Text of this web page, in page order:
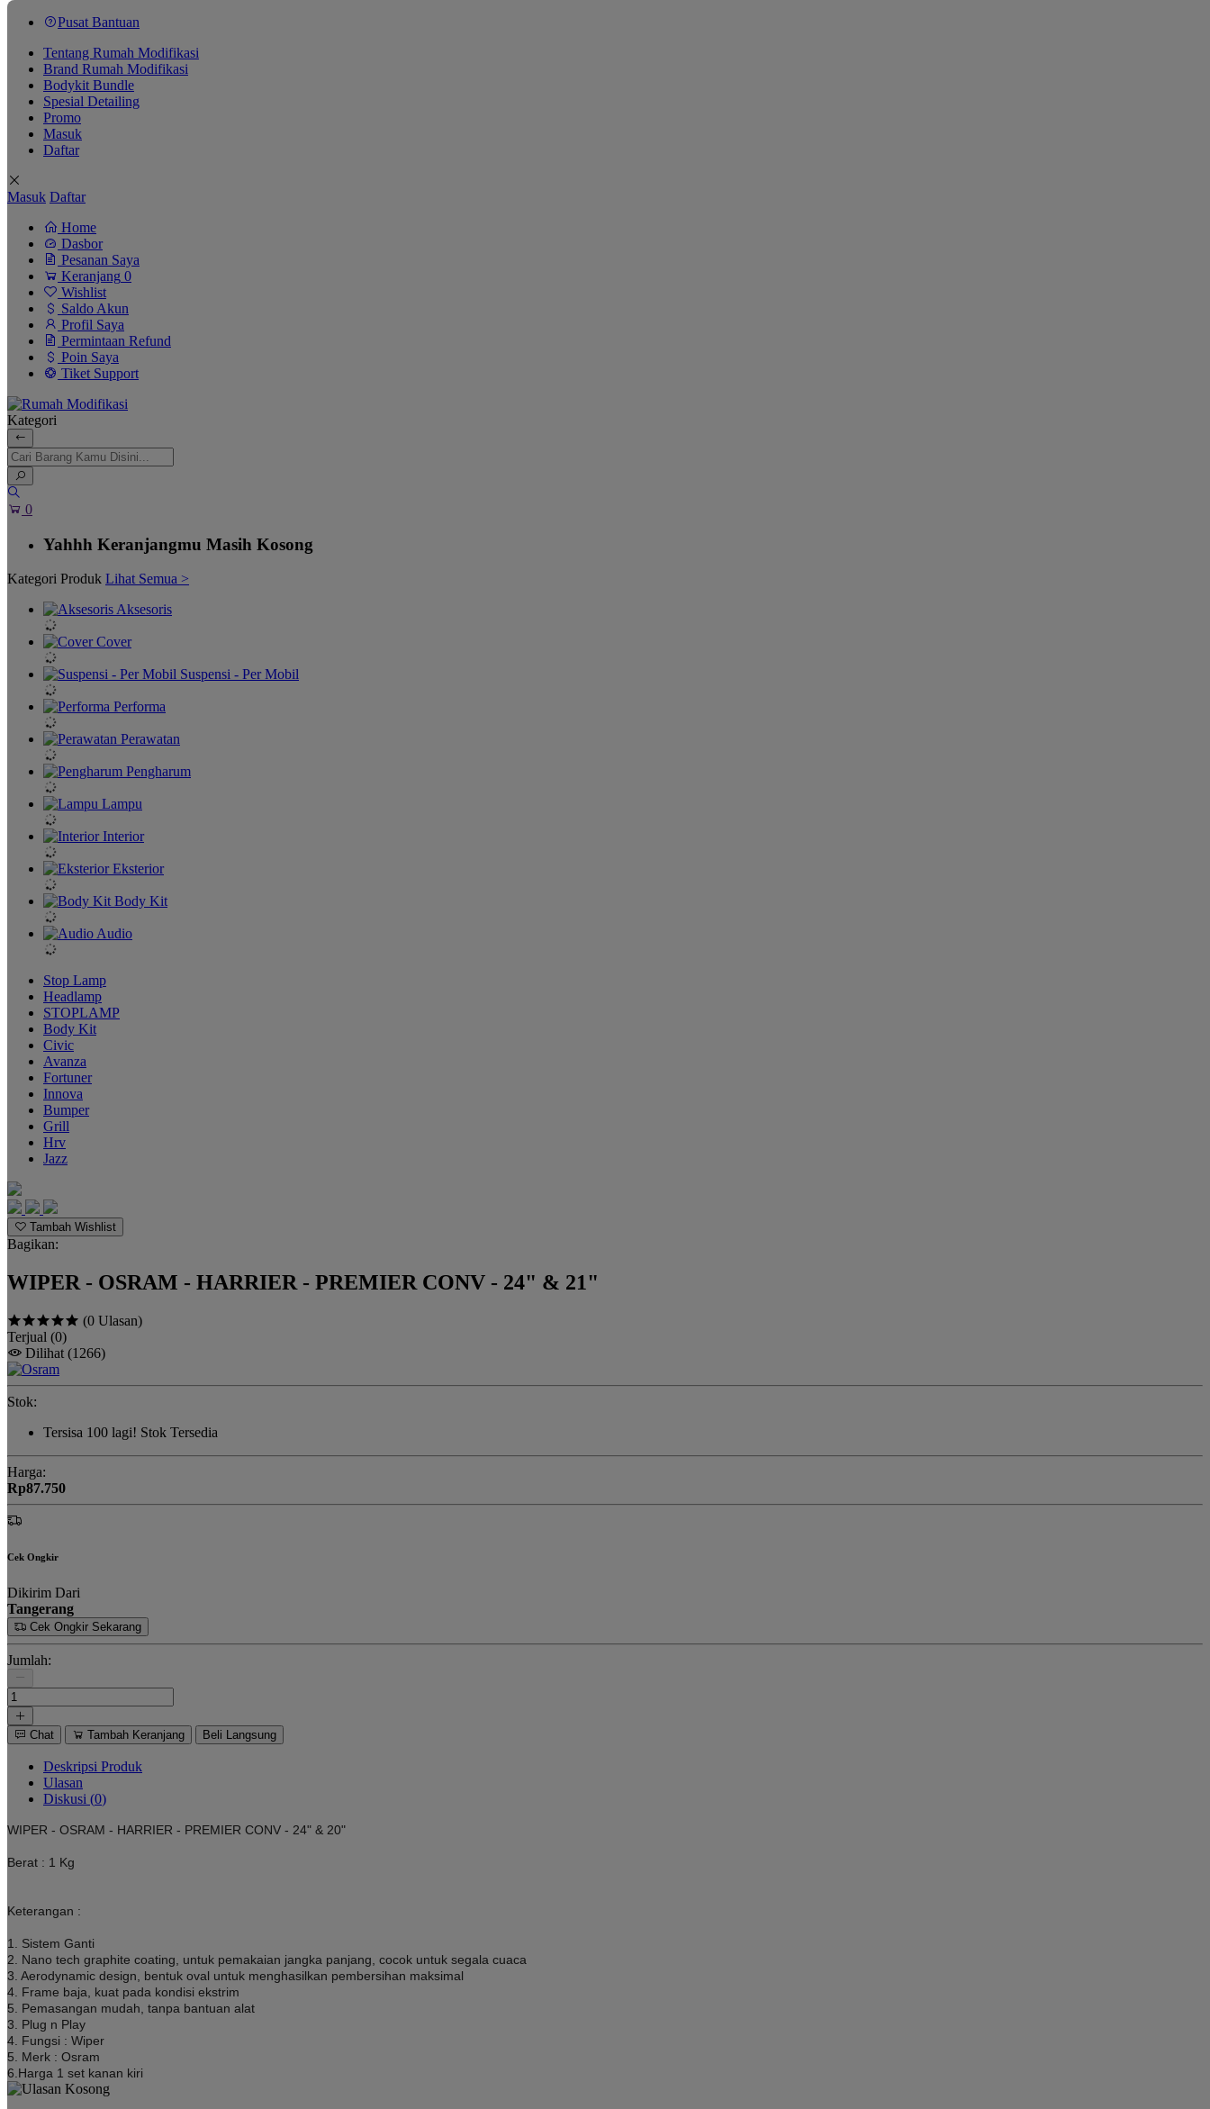
Pusat Bantuan
Tentang Rumah Modifikasi
Brand Rumah Modifikasi
Bodykit Bundle
Spesial Detailing
Promo
Masuk
Daftar
Masuk Daftar
Home
Dasbor
Pesanan Saya
Keranjang 0
Wishlist
Saldo Akun
Profil Saya
Permintaan Refund
Poin Saya
Tiket Support
Kategori
0
Yahhh Keranjangmu Masih Kosong
Kategori Produk Lihat Semua >
Aksesoris
Cover
Suspensi - Per Mobil
Performa
Perawatan
Pengharum
Lampu
Interior
Eksterior
Body Kit
Audio
Stop Lamp
Headlamp
STOPLAMP
Body Kit
Civic
Avanza
Fortuner
Innova
Bumper
Grill
Hrv
Jazz
Tambah Wishlist
Bagikan:
WIPER - OSRAM - HARRIER - PREMIER CONV - 24" & 21"
(0 Ulasan)
Terjual (0)
Dilihat (1266)
Stok:
Tersisa 100 lagi! Stok Tersedia
Harga:
Rp87.750
Cek Ongkir
Dikirim Dari
Tangerang
Cek Ongkir Sekarang
Jumlah:
Chat Tambah Keranjang Beli Langsung
Deskripsi Produk
Ulasan
Diskusi (0)
WIPER - OSRAM - HARRIER - PREMIER CONV - 24" & 20"
Berat : 1 Kg
Keterangan :
1. Sistem Ganti
2. Nano tech graphite coating, untuk pemakaian jangka panjang, cocok untuk segala cuaca
3. Aerodynamic design, bentuk oval untuk menghasilkan pembersihan maksimal
4. Frame baja, kuat pada kondisi ekstrim
5. Pemasangan mudah, tanpa bantuan alat
3. Plug n Play
4. Fungsi : Wiper
5. Merk : Osram
6.Harga 1 set kanan kiri